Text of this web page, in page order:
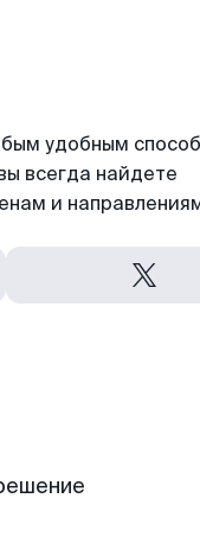
удобным
всегда найдете
и